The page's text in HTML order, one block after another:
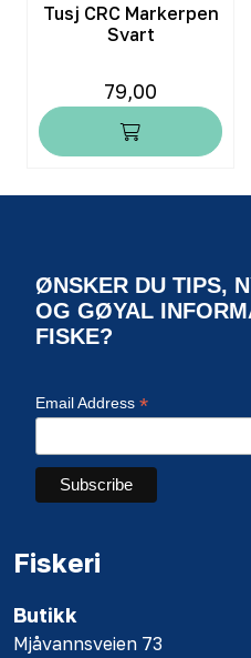
Tusj CRC Markerpen
Svart
79,00
ØNSKER DU TIPS,
OG GØYAL
FISKE?
Email Address *
Fiskeri
Butikk
Mjåvannsveien 73